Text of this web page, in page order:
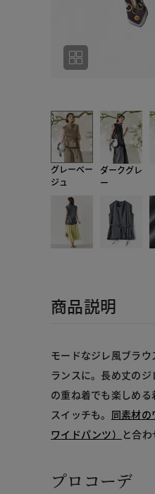
グレーベー
ジュ
ダークグレ
ー
商品説明
モードなジレ風ブラ
ランスに。長め丈の
の重ね着でも楽しめ
スイッチも。 同素材
ワイドパンツ） と合
プロコーデ